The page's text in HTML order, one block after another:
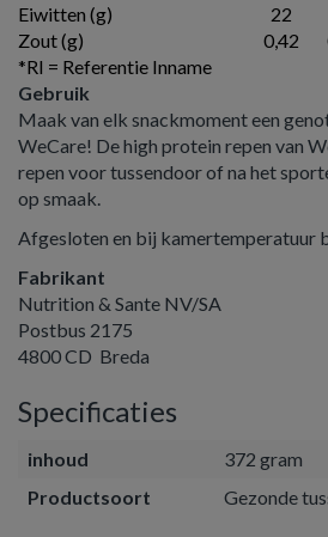
Eiwitten (g)
22
Zout (g)
0,42
*RI = Referentie Inname
Gebruik
Maak van elk snackmoment een
WeCare! De high protein repen van
repen voor tussendoor of na het
op smaak.
Afgesloten en bij kamertemperatuur
Fabrikant
Nutrition & Sante NV/SA
Postbus 2175
4800 CD Breda
Specificaties
inhoud
372 gram
Productsoort
Gezonde